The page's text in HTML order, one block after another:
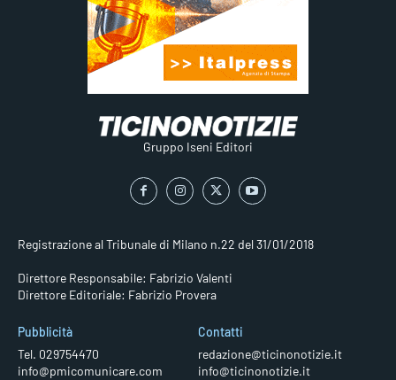
Gruppo Iseni Editori
Registrazione al Tribunale di Milano n.22 del 31/01/2018
Direttore Responsabile: Fabrizio Valenti
Direttore Editoriale: Fabrizio Provera
Pubblicità
Tel. 029754470
info@pmicomunicare.com
Contatti
redazione@ticinonotizie.it
info@ticinonotizie.it